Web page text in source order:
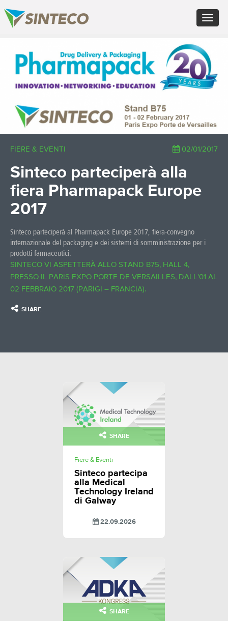
Toggle
×
PT - Português (PT)
RU - Русский
PL - Język polski
ZH - 汉语
TR - Türkçe
AE - اللغة العربية
FIERE & EVENTI 02/01/2017
Sinteco parteciperà alla
fiera Pharmapack Europe
2017
Sinteco parteciperà al Pharmapack Europe 2017, fiera-convegno
internazionale del packaging e dei sistemi di somministrazione per i
prodotti farmaceutici.
SINTECO VI ASPETTERÀ ALLO STAND B75, HALL 4,
PRESSO IL PARIS EXPO PORTE DE VERSAILLES, DALL'01 AL
02 FEBBRAIO 2017 (PARIGI – FRANCIA).
SHARE
SHARE
Fiere & Eventi
Sinteco partecipa
alla Medical
Technology Ireland
di Galway
22.09.2026
SHARE